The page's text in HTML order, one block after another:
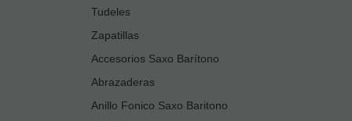
Tudeles
Zapatillas
Accesorios Saxo Barítono
Abrazaderas
Anillo Fonico Saxo Baritono